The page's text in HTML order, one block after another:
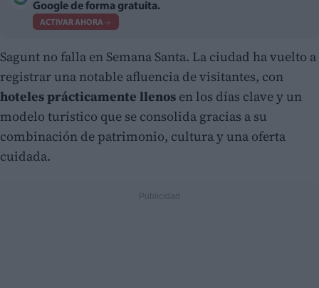
Google de forma gratuita.
ACTIVAR AHORA
Sagunt no falla en Semana Santa. La ciudad ha vuelto a
registrar una notable afluencia de visitantes, con
hoteles prácticamente llenos en los días clave y un
modelo turístico que se consolida gracias a su
combinación de patrimonio, cultura y una oferta
cuidada.